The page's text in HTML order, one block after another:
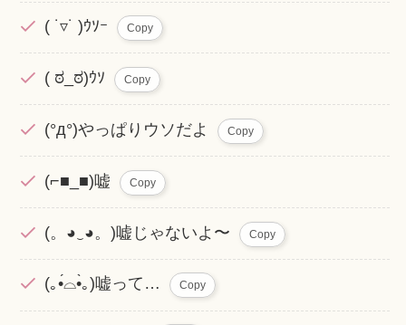
( ˙▿˙ )ｳｿｰ Copy
( ಠ_ಠ)ｳｿ Copy
(°д°)やっぱりウソだよ Copy
(⌐■_■)嘘 Copy
(。◕‿◕。)嘘じゃないよ〜 Copy
(｡•́⌓•̀｡)嘘って… Copy